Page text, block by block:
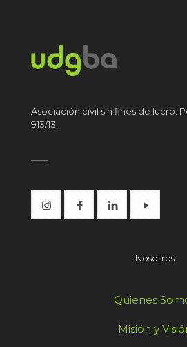
Asociación civil sin fines de lucro.
913/13.
Nosotros
Quienes
Misión y